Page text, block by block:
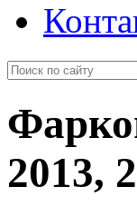
2013,